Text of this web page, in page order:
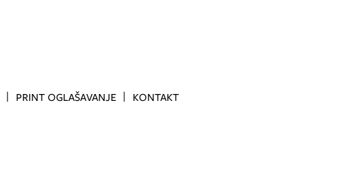
PRINT OGLAŠAVANJE KONTAKT